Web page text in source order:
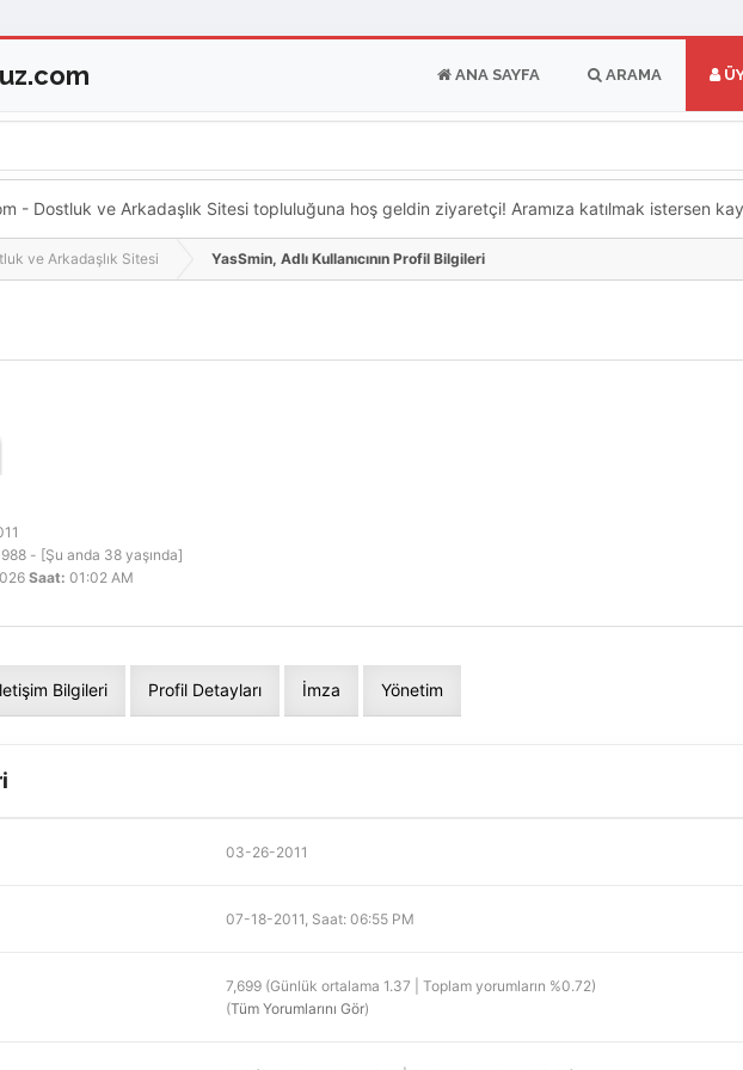
ANA SAYFA ARAMA
- Dostluk ve Arkadaşlık Sitesi topluluğuna hoş geldin ziyaretçi! Aramıza katılmak istersen
zahmetsizdir.
ve Arkadaşlık Sitesi YasSmin, Adlı Kullanıcının Profil Bilgileri
- [Şu anda 38 yaşında]
Saat: 01:02 AM
Bilgileri Profil Detayları İmza Yönetim
03-26-2011
07-18-2011, Saat: 06:55 PM
7,699 (Günlük ortalama 1.37 | Toplam yorumların %0.72)
(Tüm Yorumlarını Gör)